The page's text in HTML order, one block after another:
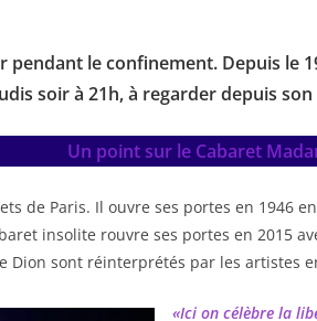
le confinement. Depuis le
soir à 21h, à regarder depuis son
Un point sur le Cabaret
de Paris. Il ouvre ses portes en 1946
insolite rouvre ses portes en 2015
Dion sont réinterprétés par les artistes
«Ici on célèbre la